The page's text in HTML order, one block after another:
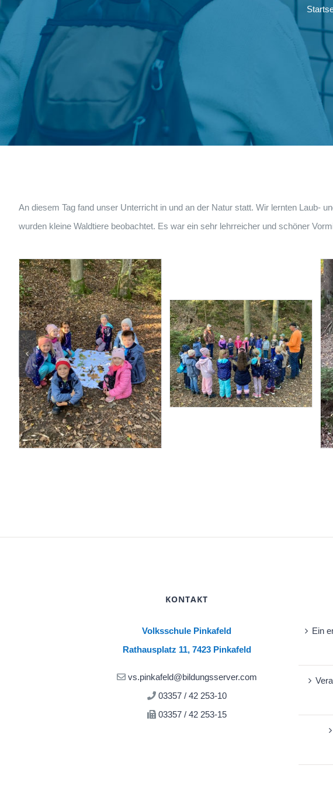
An diesem Tag fand unser Unterricht in und an der Natur statt. Wir lernten Laub-
wurden kleine Waldtiere beobachtet. Es war ein sehr lehrreicher und schöner
KONTAKT
Volksschule Pinkafeld
Rathausplatz 11, 7423 Pinkafeld
vs.pinkafeld@bildungsserver.com
03357 / 42 253-10
03357 / 42 253-15
Ein